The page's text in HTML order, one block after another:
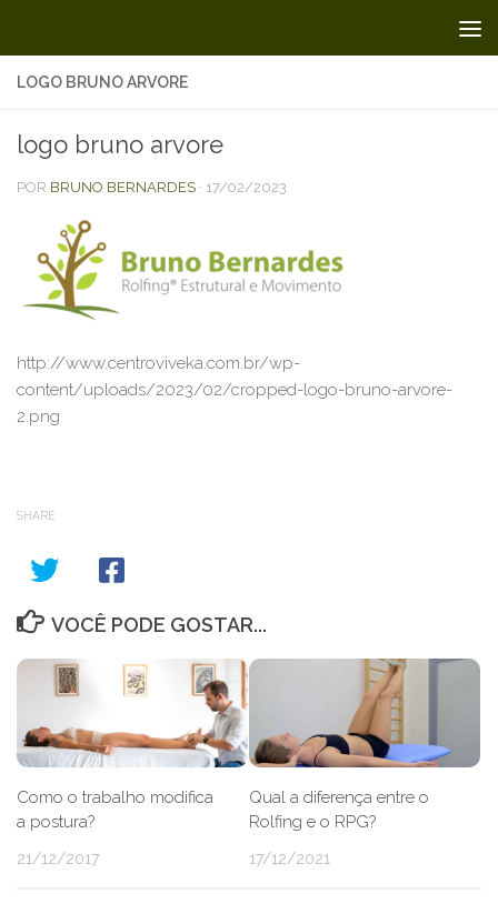
LOGO BRUNO ARVORE
logo bruno arvore
POR BRUNO BERNARDES · 17/02/2023
http://www.centroviveka.com.br/wp-
content/uploads/2023/02/cropped-logo-bruno-arvore-
2.png
SHARE
VOCÊ PODE GOSTAR...
Como o trabalho modifica
a postura?
21/12/2017
Qual a diferença entre o
Rolfing e o RPG?
17/12/2021